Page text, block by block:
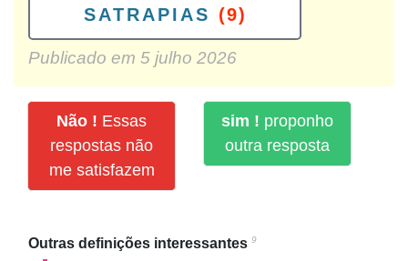
SATRAPIAS (9)
Publicado em 5 julho 2026
Não ! Essas
respostas não
me satisfazem
sim ! proponho
outra resposta
Outras definições interessantes 9